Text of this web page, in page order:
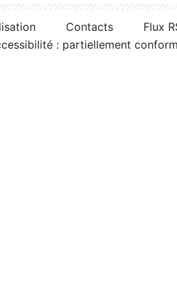
Contacts
Flux
: partiellement